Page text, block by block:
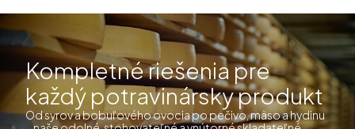
Kompletné riešenia pre
každý potravinársky produkt
Od syrov a bobuľového ovocia po pečivo, mäso a hydinu